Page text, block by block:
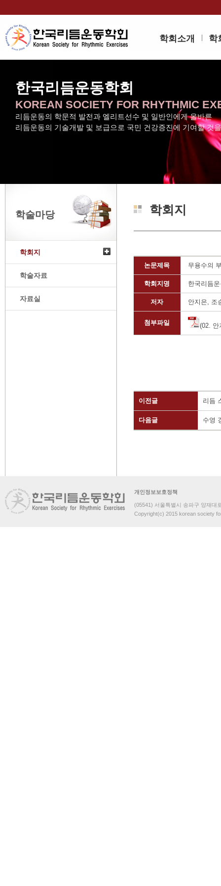
학회소개 학
한국리듬운동학회
KOREAN SOCIETY FOR RHYTHMIC
리듬운동의 학문적 발전과 엘리트선수 및 일반인에게 올바른
리듬운동의 기술개발 및 보급으로 국민 건강증진에 기여할 것
학술마당
학회지
학술자료
자료실
학회지
논문제목 무용수의
학회지명 한국리듬
저자 안지은, 조
첨부파일 (02. 안
이전글 리듬
다음글 수영
개인정보보호정책
(05541) 서울특별시 송파구 양재대
Copyright(c) 2015 korean society